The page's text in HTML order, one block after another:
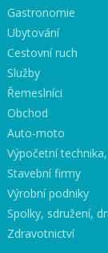
Gastronomie
Ubytování
Cestovní ruch
Služby
Řemeslníci
Obchod
Auto-moto
Výpočetní
Stavební firmy
Výrobní podniky
Spolky, sdružení,
Zdravotnictví